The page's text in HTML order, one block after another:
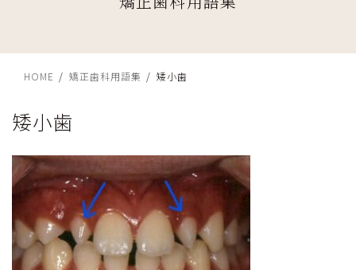
HOME 矯正歯科用語集 矮小歯
矮小歯